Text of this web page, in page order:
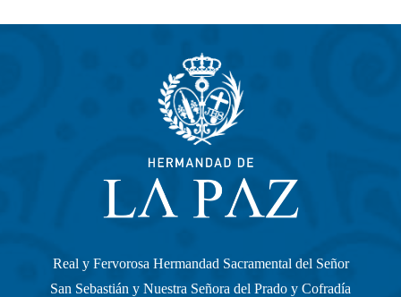
Real y Fervorosa Hermandad Sacramental del Señor
San Sebastián y Nuestra Señora del Prado y Cofradía